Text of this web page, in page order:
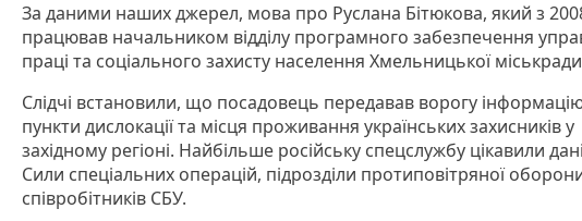
За даними наших джерел, мова про Руслана Бітюкова, який з
працював начальником відділу програмного забезпечення
праці та соціального захисту населення Хмельницької
Слідчі встановили, що посадовець передавав ворогу
пункти дислокації та місця проживання українських захисників у
західному регіоні. Найбільше російську спецслужбу цікавили
Сили спеціальних операцій, підрозділи протиповітряної
співробітників СБУ.